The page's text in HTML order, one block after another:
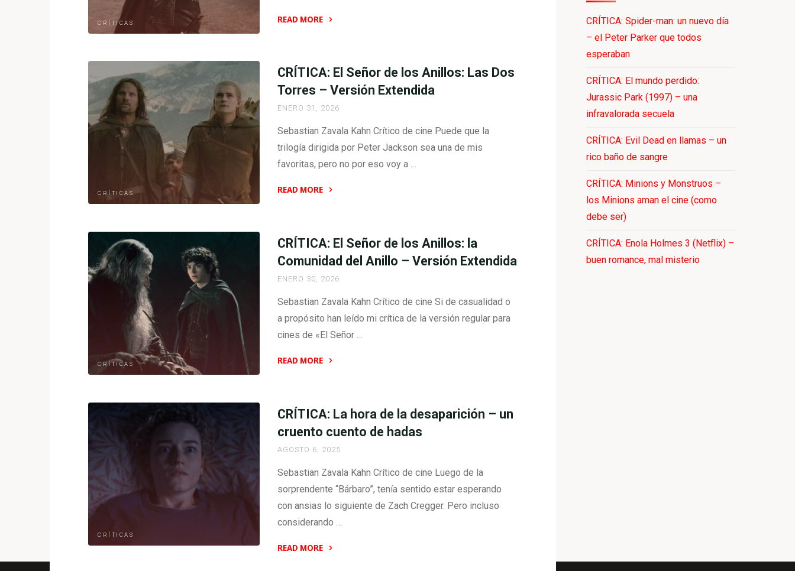
CRÍTICAS
READ MORE
Señor
de
los
Anillos:
El
Retorno
del
–
CRÍTICAS
CRÍTICA: El Señor de los Anillos: Las Dos
Torres – Versión Extendida
ENERO 31, 2026
Sebastian Zavala Kahn Crítico de cine Puede que la
trilogía dirigida por Peter Jackson sea una de mis
favoritas, pero no por eso voy a …
READ MORE
Señor
de
los
Anillos:
Las
Versión
CRÍTICAS
CRÍTICA: El Señor de los Anillos: la
Comunidad del Anillo – Versión Extendida
ENERO 30, 2026
Sebastian Zavala Kahn Crítico de cine Si de casualidad o
a propósito han leído mi crítica de la versión regular para
cines de «El Señor …
READ MORE
Señor
de
los
Anillos:
la
Comunidad
–
Versión
CRÍTICAS
CRÍTICA: La hora de la desaparición – un
cruento cuento de hadas
AGOSTO 6, 2025
Sebastian Zavala Kahn Crítico de cine Luego de la
sorprendente “Bárbaro”, tenía sentido estar esperando
con ansias lo siguiente de Zach Cregger. Pero incluso
considerando …
READ MORE
CRÍTICA: Spider-man: un nuevo día
– el Peter Parker que todos
esperaban
CRÍTICA: El mundo perdido:
Jurassic Park (1997) – una
infravalorada secuela
CRÍTICA: Evil Dead en llamas – un
rico baño de sangre
CRÍTICA: Minions y Monstruos –
los Minions aman el cine (como
debe ser)
CRÍTICA: Enola Holmes 3 (Netflix) –
buen romance, mal misterio